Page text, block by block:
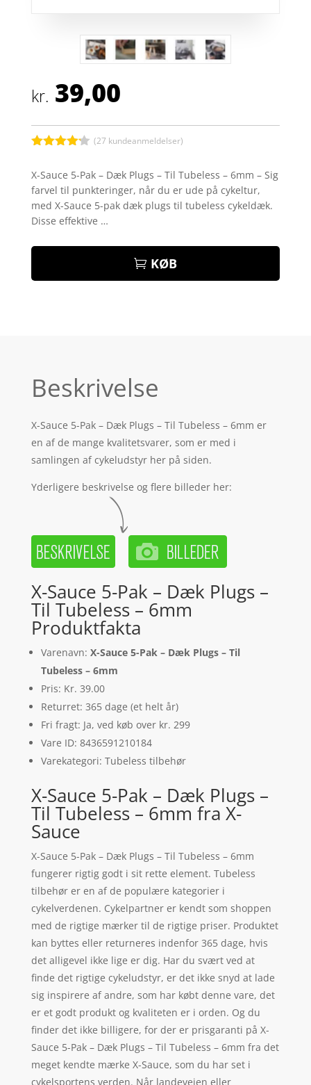
kr. 39,00
ud af 5
baseret
kundebedø
mmelser
(27 kundeanmeldelser)
X-Sauce 5-Pak – Dæk Plugs – Til Tubeless – 6mm – Sig
farvel til punkteringer, når du er ude på cykeltur,
med X-Sauce 5-pak dæk plugs til tubeless cykeldæk.
Disse effektive …
KØB
Beskrivelse
X-Sauce 5-Pak – Dæk Plugs – Til Tubeless – 6mm er
en af de mange kvalitetsvarer, som er med i
samlingen af cykeludstyr her på siden.
Yderligere beskrivelse og flere billeder her:
X-Sauce 5-Pak – Dæk Plugs –
Til Tubeless – 6mm
Produktfakta
Varenavn: X-Sauce 5-Pak – Dæk Plugs – Til
Tubeless – 6mm
Pris: Kr. 39.00
Returret: 365 dage (et helt år)
Fri fragt: Ja, ved køb over kr. 299
Vare ID: 8436591210184
Varekategori: Tubeless tilbehør
X-Sauce 5-Pak – Dæk Plugs –
Til Tubeless – 6mm fra X-
Sauce
X-Sauce 5-Pak – Dæk Plugs – Til Tubeless – 6mm
fungerer rigtig godt i sit rette element. Tubeless
tilbehør er en af de populære kategorier i
cykelverdenen. Cykelpartner er kendt som shoppen
med de rigtige mærker til de rigtige priser. Produktet
kan byttes eller returneres indenfor 365 dage, hvis
det alligevel ikke lige er dig. Har du svært ved at
finde det rigtige cykeludstyr, er det ikke snyd at lade
sig inspirere af andre, som har købt denne vare, det
er et godt produkt og kvaliteten er i orden. Og du
finder det ikke billigere, for der er prisgaranti på X-
Sauce 5-Pak – Dæk Plugs – Til Tubeless – 6mm fra det
meget kendte mærke X-Sauce, som du har set i
cykelsportens verden. Når landevejen eller